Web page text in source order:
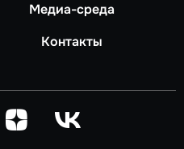
Медиа-среда
Контакты